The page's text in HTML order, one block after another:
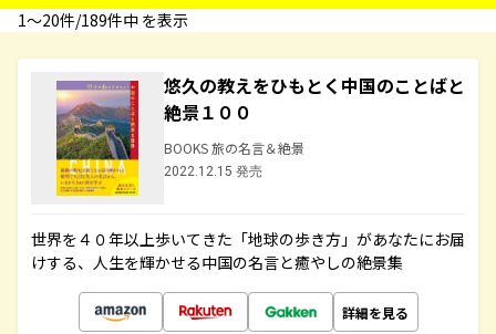
1〜20件/189件中 を表示
悠久の教えをひもとく中国のことばと
絶景１００
BOOKS 旅の名言＆絶景
2022.12.15 発売
世界を４０年以上歩いてきた「地球の歩き方」があなたにお届
けする、人生を輝かせる中国の名言と癒やしの絶景集
詳細を見る